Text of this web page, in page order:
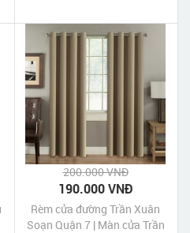
200.000 VNĐ
190.000 VNĐ
Rèm cửa đường Trần Xuân
Soạn Quận 7 | Màn cửa Trần